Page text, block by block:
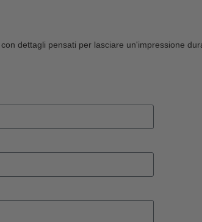
dettagli pensati per lasciare un'impressione